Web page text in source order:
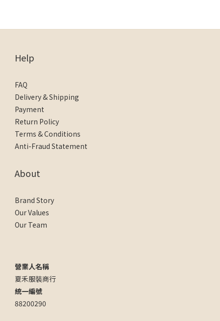
Help
FAQ
Delivery & Shipping
Payment
Return Policy
Terms & Conditions
Anti-Fraud Statement
About
Brand Story
Our Values
Our Team
營業人名稱
夏禾服裝商行
統一編號
88200290